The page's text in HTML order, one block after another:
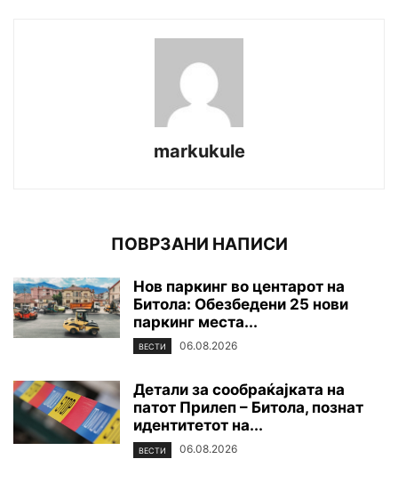
markukule
ПОВРЗАНИ НАПИСИ
Нов паркинг во центарот на
Битола: Обезбедени 25 нови
паркинг места...
ВЕСТИ 06.08.2026
Детали за сообраќајката на
патот Прилеп – Битола, познат
идентитетот на...
ВЕСТИ 06.08.2026